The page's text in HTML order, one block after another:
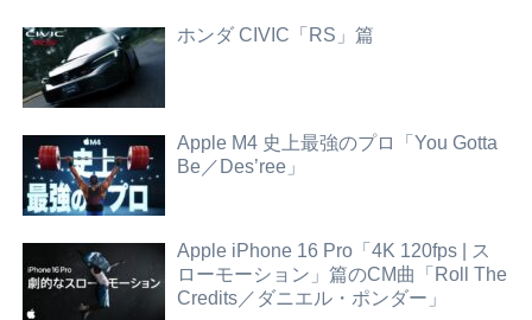
ホンダ CIVIC「RS」篇
Apple M4 史上最強のプロ「You Gotta
Be／Des’ree」
Apple iPhone 16 Pro「4K 120fps | ス
ローモーション」篇のCM曲「Roll The
Credits／ダニエル・ポンダー」